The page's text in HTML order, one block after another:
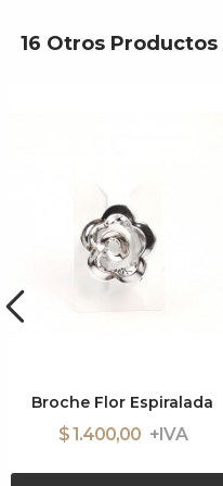
16 Otros
Broche Flor Espiralada
$ 1.400,00